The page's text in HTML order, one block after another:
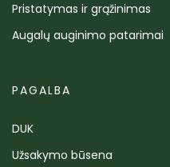
Pristatymas ir grąžinimas
Augalų auginimo patarimai
PAGALBA
DUK
Užsakymo būsena